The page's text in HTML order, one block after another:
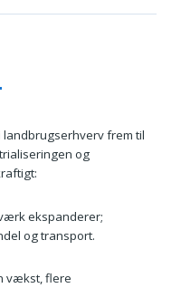
frem til
og
ekspanderer;
og transport.
vækst, flere